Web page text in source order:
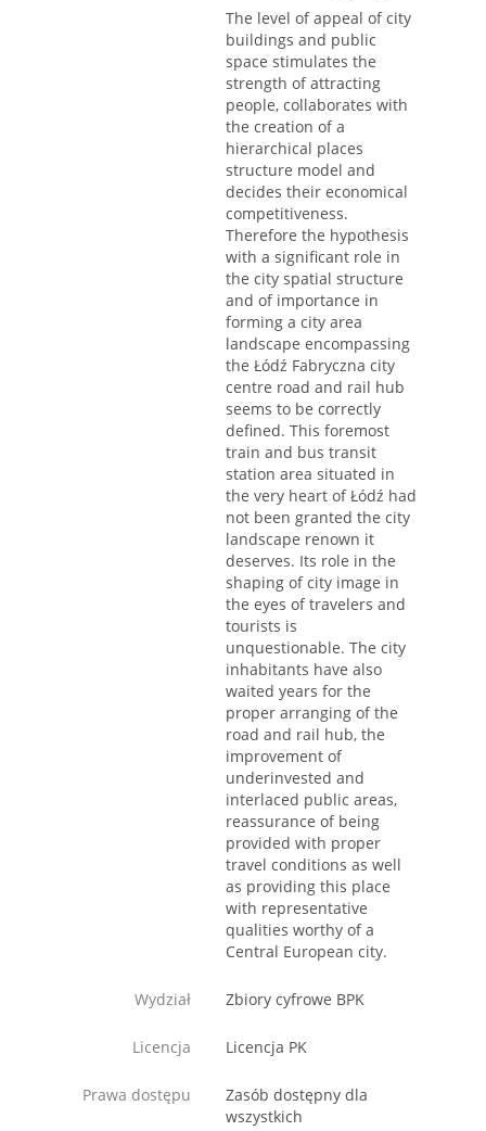
The level of appeal of city
buildings and public
space stimulates the
strength of attracting
people, collaborates with
the creation of a
hierarchical places
structure model and
decides their economical
competitiveness.
Therefore the hypothesis
with a significant role in
the city spatial structure
and of importance in
forming a city area
landscape encompassing
the Łódź Fabryczna city
centre road and rail hub
seems to be correctly
defined. This foremost
train and bus transit
station area situated in
the very heart of Łódź had
not been granted the city
landscape renown it
deserves. Its role in the
shaping of city image in
the eyes of travelers and
tourists is
unquestionable. The city
inhabitants have also
waited years for the
proper arranging of the
road and rail hub, the
improvement of
underinvested and
interlaced public areas,
reassurance of being
provided with proper
travel conditions as well
as providing this place
with representative
qualities worthy of a
Central European city.
Wydział Zbiory cyfrowe BPK
Licencja Licencja PK
Prawa dostępu
Zasób dostępny dla
wszystkich